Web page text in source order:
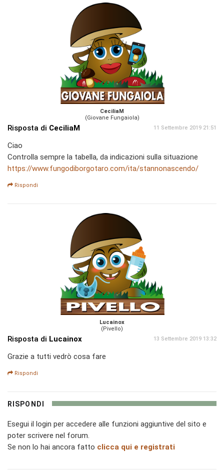
CeciliaM
(Giovane Fungaiola)
Risposta di CeciliaM 11 Settembre 2019 21:51
Ciao
Controlla sempre la tabella, da indicazioni sulla situazione
https://www.fungodiborgotaro.com/ita/stannonascendo/
Rispondi
Lucainox
(Pivello)
Risposta di Lucainox 13 Settembre 2019 13:32
Grazie a tutti vedrò cosa fare
Rispondi
RISPONDI
Esegui il login per accedere alle funzioni aggiuntive del sito e
poter scrivere nel forum.
Se non lo hai ancora fatto clicca qui e registrati